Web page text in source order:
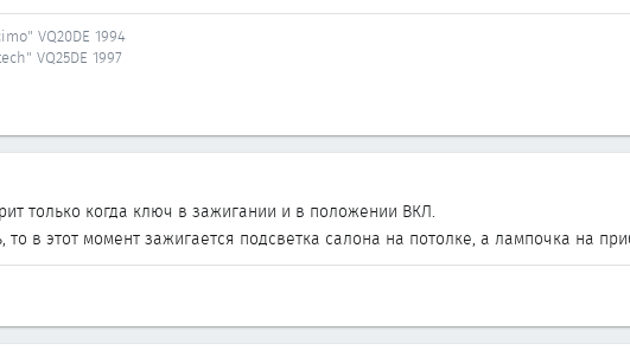
VQ20DE 1994
VQ25DE 1997
только когда ключ в зажигании и в положении ВКЛ.
то в этот момент зажигается подсветка салона на потолке, а лампочка на